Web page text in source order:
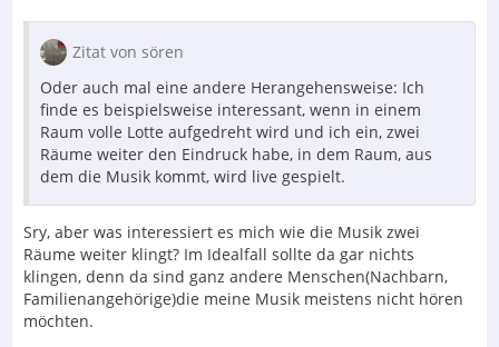
Zitat von sören
Oder auch mal eine andere Herangehensweise: Ich
finde es beispielsweise interessant, wenn in einem
Raum volle Lotte aufgedreht wird und ich ein, zwei
Räume weiter den Eindruck habe, in dem Raum, aus
dem die Musik kommt, wird live gespielt.
Sry, aber was interessiert es mich wie die Musik zwei
Räume weiter klingt? Im Idealfall sollte da gar nichts
klingen, denn da sind ganz andere Menschen(Nachbarn,
Familienangehörige)die meine Musik meistens nicht hören
möchten.